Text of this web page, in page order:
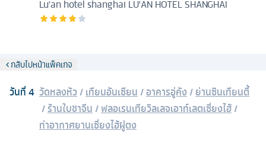
Lu'an hotel shanghai LU'AN HOTEL SHANGHAI
กลับไปหน้าแพ็คเกจ
วันที่4 วัดหลงหัว/เทียนอันเซียน /อาคารอู่คัง/ย่านซินเทียนตี้
/ร้านใบชาจีน /ฟลอเรนเทียวิลเลจเอาท์เลตเซี่ยงไฮ้/
ท่าอากาศยานเซี่ยงไฮ้ผู่ตง